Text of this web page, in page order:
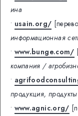
ина
• usain.org/
информационная
• www.bunge.com/
компания /
•
продукция,
• www.agnic.org/